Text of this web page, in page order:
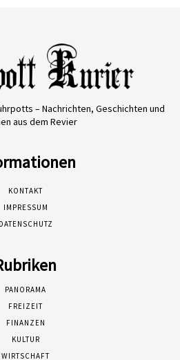
– Nachrichten, Geschichten und
aus dem Revier
KONTAKT
IMPRESSUM
DATENSCHUTZ
PANORAMA
FREIZEIT
FINANZEN
KULTUR
WIRTSCHAFT